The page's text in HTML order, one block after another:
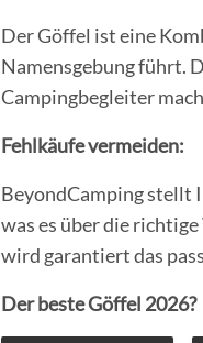
Der Göffel ist eine
Namensgebung führt.
Campingbegleiter
Fehlkäufe vermeiden:
BeyondCamping stellt
was es über die
wird garantiert das
Der beste Göffel 2026?